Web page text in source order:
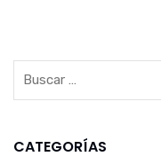
CATEGORÍAS